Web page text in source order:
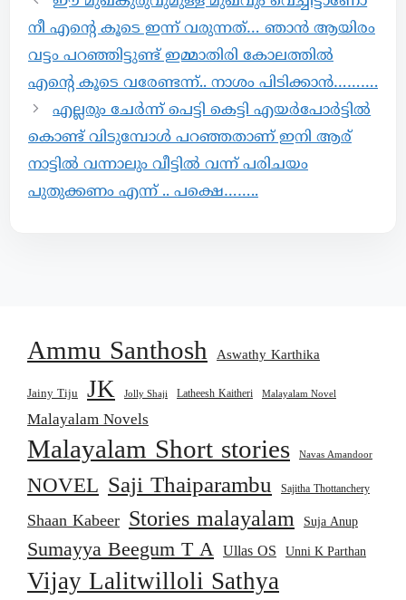
നീ എന്റെ കൂടെ ഇന്ന് വരുന്നത്… ഞാൻ ആയിരം
വട്ടം പറഞ്ഞിട്ടുണ്ട് ഇമ്മാതിരി കോലത്തിൽ
എന്റെ കൂടെ വരേണ്ടന്ന്.. നാശം പിടിക്കാൻ……….
എല്ലരും ചേർന്ന് പെട്ടി കെട്ടി എയർപോർട്ടിൽ
കൊണ്ട് വിടുമ്പോൾ പറഞ്ഞതാണ് ഇനി ആര്
നാട്ടിൽ വന്നാലും വീട്ടിൽ വന്ന് പരിചയം
പുതുക്കണം എന്ന് .. പക്ഷെ……..
Ammu Santhosh Aswathy Karthika
Jainy Tiju JK Jolly Shaji Latheesh Kaitheri Malayalam Novel
Malayalam Novels
Malayalam Short stories Navas Amandoor
NOVEL Saji Thaiparambu Sajitha Thottanchery
Shaan Kabeer Stories malayalam Suja Anup
Sumayya Beegum T A Ullas OS Unni K Parthan
Vijay Lalitwilloli Sathya